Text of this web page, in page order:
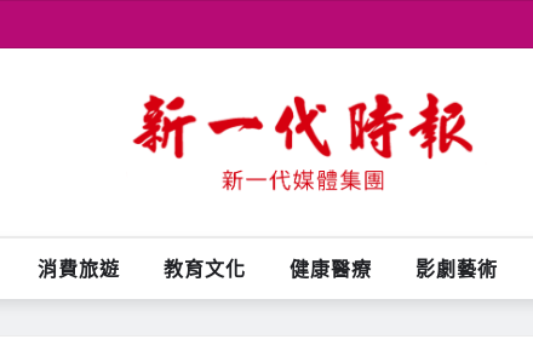
消費旅遊 教育文化 健康醫療 影劇藝術